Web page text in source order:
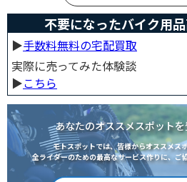
不要になったバイク用
▶︎手数料無料の宅配買取
実際に売ってみた体験談
▶︎こちら
あなたのオススメスポット
モトスポットでは、皆様からオススメス
全ライダーのための最高なサービス作りに、ご